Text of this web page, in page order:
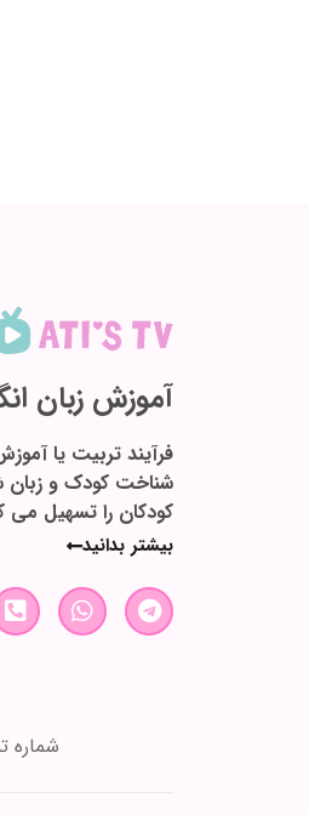
آموزش زبان
فرآیند تربیت یا
شناخت کودک و زبان
کودکان را تسهیل می
بیشتر بدانید
شماره تماس :